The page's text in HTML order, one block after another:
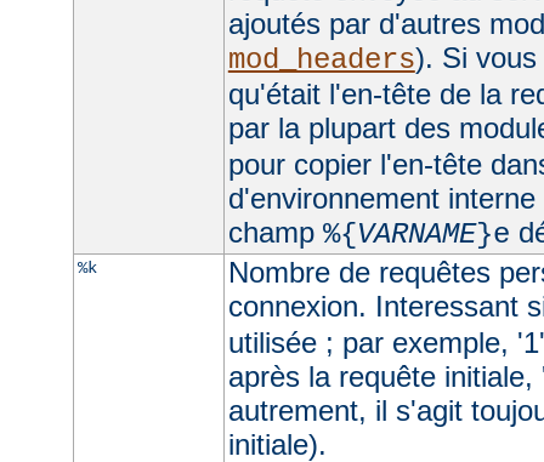
ajoutés par d'autres
mod_headers). Si
qu'était l'en-tête de la
par la plupart des
pour copier l'en-tête
d'environnement
champ %{VARNAME}e
%k
Nombre de requêtes
connexion. Interessant
utilisée ; par exemple,
après la requête
autrement, il s'agit
initiale).